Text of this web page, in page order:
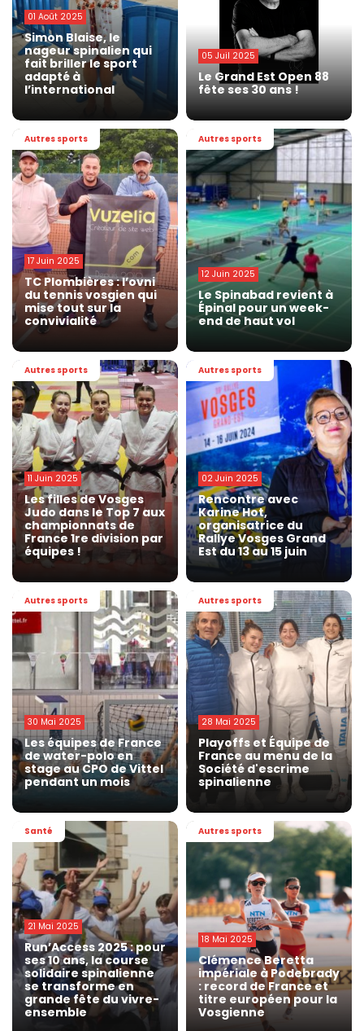
01 Août 2025
Simon Blaise, le
nageur spinalien qui
fait briller le sport
adapté à
l’international
05 Juil 2025
Le Grand Est Open 88
fête ses 30 ans !
Autres sports
17 Juin 2025
TC Plombières : l’ovni
du tennis vosgien qui
mise tout sur la
convivialité
Autres sports
12 Juin 2025
Le Spinabad revient à
Épinal pour un week-
end de haut vol
Autres sports
11 Juin 2025
Les filles de Vosges
Judo dans le Top 7 aux
championnats de
France 1re division par
équipes !
Autres sports
02 Juin 2025
Rencontre avec
Karine Hot,
organisatrice du
Rallye Vosges Grand
Est du 13 au 15 juin
Autres sports
30 Mai 2025
Les équipes de France
de water-polo en
stage au CPO de Vittel
pendant un mois
Autres sports
28 Mai 2025
Playoffs et Équipe de
France au menu de la
Société d'escrime
spinalienne
Santé
21 Mai 2025
Run’Access 2025 : pour
ses 10 ans, la course
solidaire spinalienne
se transforme en
grande fête du vivre-
ensemble
Autres sports
18 Mai 2025
Clémence Beretta
impériale à Podebrady
: record de France et
titre européen pour la
Vosgienne